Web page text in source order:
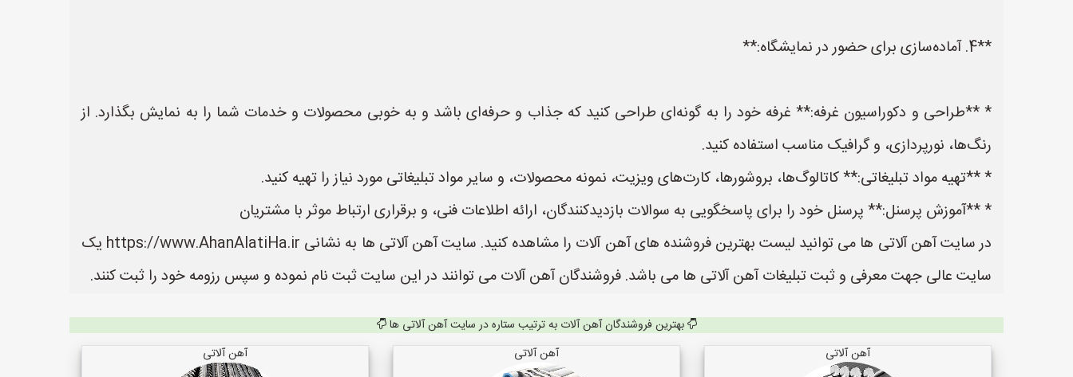
**4. آماده‌سازی برای حضور در نمایشگاه:**
* **طراحی و دکوراسیون غرفه:** غرفه خود را به گونه‌ای طراحی کنید که جذاب و حرفه‌ای باشد و به خوبی محصولات و خدمات شما را به نمایش بگذارد. از
رنگ‌ها، نورپردازی، و گرافیک مناسب استفاده کنید.
* **تهیه مواد تبلیغاتی:** کاتالوگ‌ها، بروشورها، کارت‌های ویزیت، نمونه محصولات، و سایر مواد تبلیغاتی مورد نیاز را تهیه کنید.
* **آموزش پرسنل:** پرسنل خود را برای پاسخگویی به سوالات بازدیدکنندگان، ارائه اطلاعات فنی، و برقراری ارتباط موثر با مشتریان
در سایت آهن آلاتی ها می توانید لیست بهترین فروشنده های آهن آلات را مشاهده کنید. سایت آهن آلاتی ها به نشانی https://www.AhanAlatiHa.ir یک
سایت عالی جهت معرفی و ثبت تبلیغات آهن آلاتی ها می باشد. فروشندگان آهن آلات می توانند در این سایت ثبت نام نموده و سپس رزومه خود را ثبت کنند.
بهترین فروشندگان آهن آلات به ترتیب ستاره در سایت آهن آلاتی ها
آهن آلاتی
آهن آلاتی آهن آلاتی